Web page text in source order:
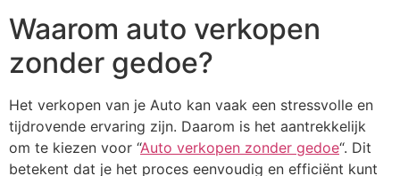
Waarom auto verkopen
zonder gedoe?
Het verkopen van je Auto kan vaak een stressvolle en
tijdrovende ervaring zijn. Daarom is het aantrekkelijk
om te kiezen voor “Auto verkopen zonder gedoe“. Dit
betekent dat je het proces eenvoudig en efficiënt kunt